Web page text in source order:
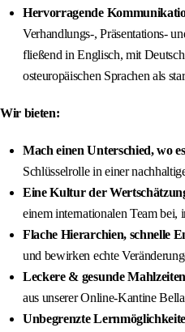
Hervorragende
Verhandlungs-, Präsentations-
fließend in Englisch, mit
osteuropäischen Sprachen als
Wir bieten:
Mach einen Unterschied, wo
Schlüsselrolle in einer
Eine Kultur der
einem internationalen Team bei,
Flache Hierarchien, schnelle
und bewirken echte
Leckere & gesunde Mahlzeiten
aus unserer Online-Kantine
Unbegrenzte